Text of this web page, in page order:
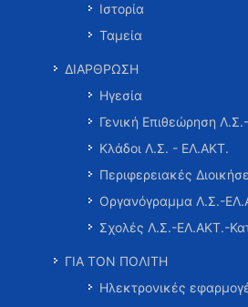
Ιστορία
Ταμεία
ΔΙΑΡΘΡΩΣΗ
Ηγεσία
Γενική Επιθεώρηση
Κλάδοι Λ.Σ. - ΕΛ.ΑΚΤ.
Περιφερειακές
Οργανόγραμμα Λ.Σ.-
Σχολές Λ.Σ.-ΕΛ.ΑΚΤ.-
ΓΙΑ ΤΟΝ ΠΟΛΙΤΗ
Ηλεκτρονικές